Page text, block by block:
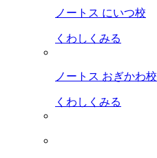
ノートス にいつ校
くわしくみる
ノートス おぎかわ校
くわしくみる